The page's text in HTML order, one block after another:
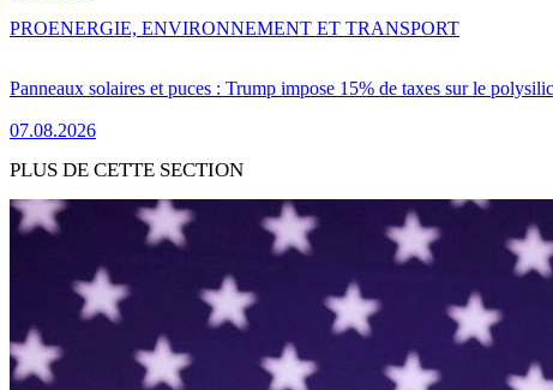
Panneaux solaires et puces : Trump impose 15% de taxes sur le
07.08.2026
PROENERGIE, ENVIRONNEMENT ET TRANSPORT
PLUS DE CETTE SECTION